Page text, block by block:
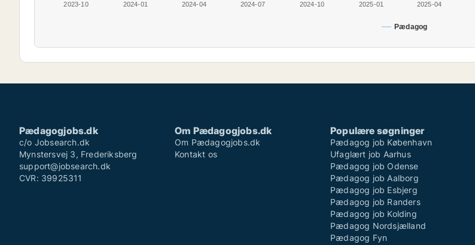
Pædagog
2023-10 2024-01 2024-04 2024-07 2024-10 2025-01 2025-04
Pædagogjobs.dk
c/o Jobsearch.dk
Mynstersvej 3, Frederiksberg
support@jobsearch.dk
CVR: 39925311
Om Pædagogjobs.dk
Om Pædagogjobs.dk
Kontakt os
Populære søgninger
Pædagog job København
Ufaglært job Aarhus
Pædagog job Odense
Pædagog job Aalborg
Pædagog job Esbjerg
Pædagog job Randers
Pædagog job Kolding
Pædagog Nordsjælland
Pædagog Fyn